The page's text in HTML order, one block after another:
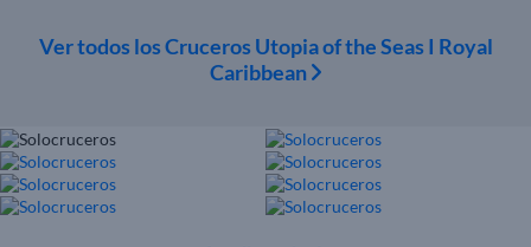
Ver todos los Cruceros Utopia of the Seas I Royal
Caribbean